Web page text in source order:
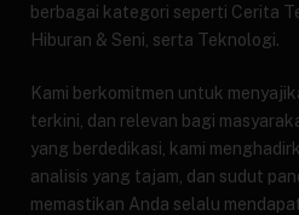
berbagai kategori seperti Cerita
Hiburan & Seni, serta Teknologi.
Kami berkomitmen untuk
terkini, dan relevan bagi
yang berdedikasi, kami
analisis yang tajam, dan sudut
memastikan Anda selalu